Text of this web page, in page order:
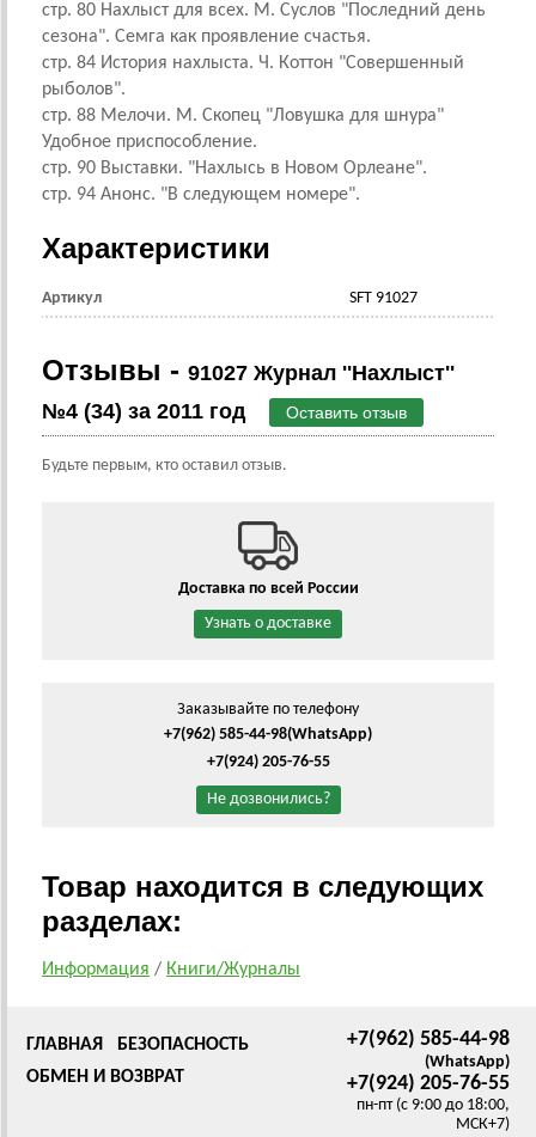
стр. 80 Нахлыст для всех. М. Суслов "Последний день
сезона". Семга как проявление счастья.
стр. 84 История нахлыста. Ч. Коттон "Совершенный
рыболов".
стр. 88 Мелочи. М. Скопец "Ловушка для шнура"
Удобное приспособление.
стр. 90 Выставки. "Нахлысь в Новом Орлеане".
стр. 94 Анонс. "В следующем номере".
Характеристики
Артикул SFT 91027
Отзывы - 91027 Журнал ''Нахлыст''
№4 (34) за 2011 год
Оставить отзыв
Будьте первым, кто оставил отзыв.
Доставка по всей России
Узнать о доставке
Заказывайте по телефону
+7(962) 585-44-98(WhatsApp)
+7(924) 205-76-55
Не дозвонились?
Товар находится в следующих
разделах:
Информация / Книги/Журналы
+7(962) 585-44-98
(WhatsApp)
+7(924) 205-76-55
пн-пт (с 9:00 до 18:00,
МСК+7)
ГЛАВНАЯ
БЕЗОПАСНОСТЬ
ОБМЕН И ВОЗВРАТ